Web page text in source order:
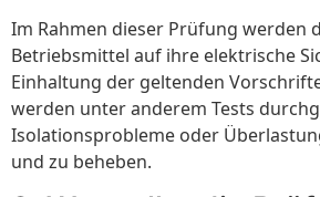
Im Rahmen dieser Prüfung werden
Betriebsmittel auf ihre elektrische
Einhaltung der geltenden
werden unter anderem Tests
Isolationsprobleme oder
und zu beheben.